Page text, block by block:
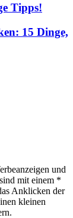
Tipps!
15 Dinge,
und
mit einem *
Anklicken der
kleinen